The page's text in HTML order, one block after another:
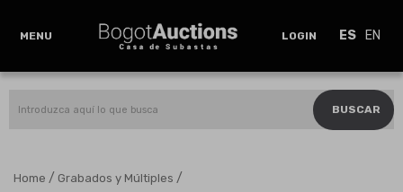
MENU LOGIN ES EN
BUSCAR
Home / Grabados y Múltiples /